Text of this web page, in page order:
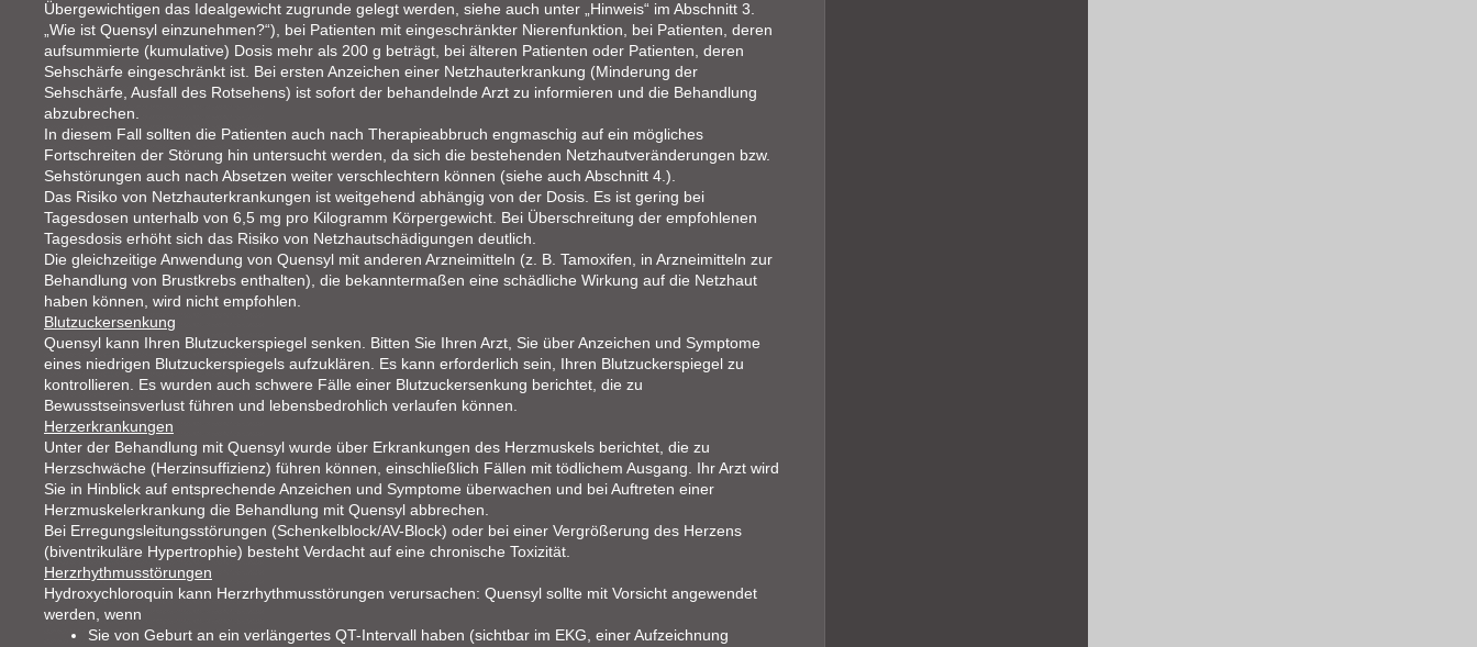
Übergewichtigen das Idealgewicht zugrunde gelegt werden, siehe auch unter „Hinweis“ im Abschnitt 3.
„Wie ist Quensyl einzunehmen?“), bei Patienten mit eingeschränkter Nierenfunktion, bei Patienten, deren
aufsummierte (kumulative) Dosis mehr als 200 g beträgt, bei älteren Patienten oder Patienten, deren
Sehschärfe eingeschränkt ist. Bei ersten Anzeichen einer Netzhauterkrankung (Minderung der
Sehschärfe, Ausfall des Rotsehens) ist sofort der behandelnde Arzt zu informieren und die Behandlung
abzubrechen.
In diesem Fall sollten die Patienten auch nach Therapieabbruch engmaschig auf ein mögliches
Fortschreiten der Störung hin untersucht werden, da sich die bestehenden Netzhautveränderungen bzw.
Sehstörungen auch nach Absetzen weiter verschlechtern können (siehe auch Abschnitt 4.).
Das Risiko von Netzhauterkrankungen ist weitgehend abhängig von der Dosis. Es ist gering bei
Tagesdosen unterhalb von 6,5 mg pro Kilogramm Körpergewicht. Bei Überschreitung der empfohlenen
Tagesdosis erhöht sich das Risiko von Netzhautschädigungen deutlich.
Die gleichzeitige Anwendung von Quensyl mit anderen Arzneimitteln (z. B. Tamoxifen, in Arzneimitteln zur
Behandlung von Brustkrebs enthalten), die bekanntermaßen eine schädliche Wirkung auf die Netzhaut
haben können, wird nicht empfohlen.
Blutzuckersenkung
Quensyl kann Ihren Blutzuckerspiegel senken. Bitten Sie Ihren Arzt, Sie über Anzeichen und Symptome
eines niedrigen Blutzuckerspiegels aufzuklären. Es kann erforderlich sein, Ihren Blutzuckerspiegel zu
kontrollieren. Es wurden auch schwere Fälle einer Blutzuckersenkung berichtet, die zu
Bewusstseinsverlust führen und lebensbedrohlich verlaufen können.
Herzerkrankungen
Unter der Behandlung mit Quensyl wurde über Erkrankungen des Herzmuskels berichtet, die zu
Herzschwäche (Herzinsuffizienz) führen können, einschließlich Fällen mit tödlichem Ausgang. Ihr Arzt wird
Sie in Hinblick auf entsprechende Anzeichen und Symptome überwachen und bei Auftreten einer
Herzmuskelerkrankung die Behandlung mit Quensyl abbrechen.
Bei Erregungsleitungsstörungen (Schenkelblock/AV-Block) oder bei einer Vergrößerung des Herzens
(biventrikuläre Hypertrophie) besteht Verdacht auf eine chronische Toxizität.
Herzrhythmusstörungen
Hydroxychloroquin kann Herzrhythmusstörungen verursachen: Quensyl sollte mit Vorsicht angewendet
werden, wenn
Sie von Geburt an ein verlängertes QT-Intervall haben (sichtbar im EKG, einer Aufzeichnung